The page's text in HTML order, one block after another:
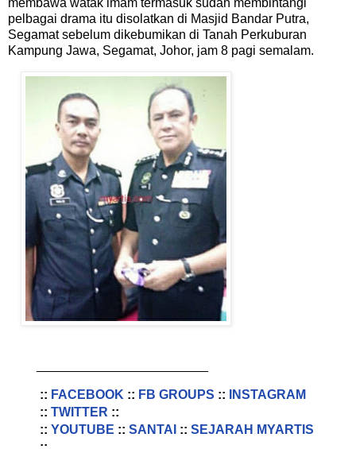
pelbagai drama itu disolatkan di Masjid Bandar Putra,
Segamat sebelum dikebumikan di Tanah Perkuburan
Kampung Jawa, Segamat, Johor, jam 8 pagi semalam.
:: FACEBOOK :: FB GROUPS ::
INSTAGRAM
:: TWITTER ::
:: YOUTUBE :: SANTAI :: SEJARAH MYARTIS